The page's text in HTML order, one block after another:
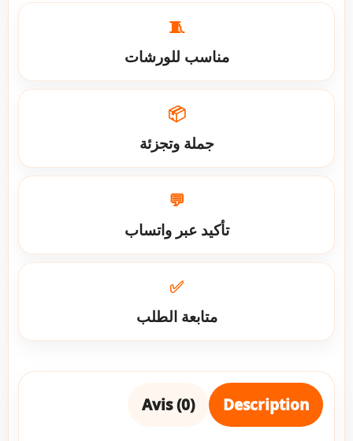
🧵
مناسب للورشات
📦
جملة وتجزئة
💬
تأكيد عبر واتساب
✅
متابعة الطلب
Description
Avis (0)